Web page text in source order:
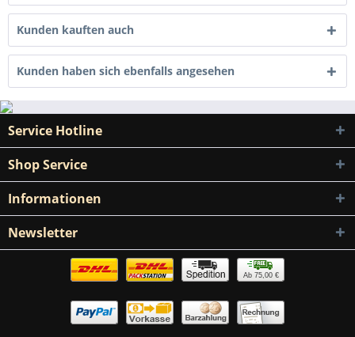
Kunden kauften auch
Kunden haben sich ebenfalls angesehen
Service Hotline
Shop Service
Informationen
Newsletter
Ab 75,00 €